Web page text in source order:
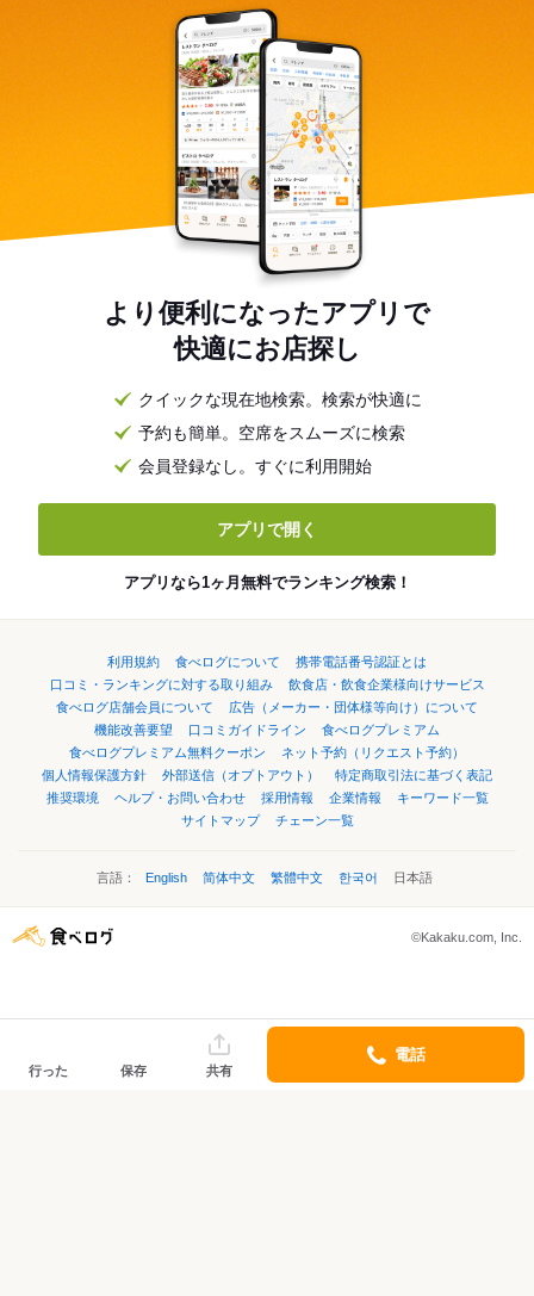
より便利になったアプリで
快適にお店探し
クイックな現在地検索。検索が快適に
予約も簡単。空席をスムーズに検索
会員登録なし。すぐに利用開始
アプリで開く
アプリなら1ヶ月無料でランキング検索！
利用規約 食べログについて
携帯電話番号認証とは
口コミ・ランキングに対する取り組み
飲食店・飲食企業様向けサービス
食べログ店舗会員について
広告（メーカー・団体様等向け）について
機能改善要望
口コミガイドライン
食べログプレミアム
食べログプレミアム無料クーポン
ネット予約（リクエスト予約）
個人情報保護方針
外部送信（オプトアウト）
特定商取引法に基づく表記
推奨環境
ヘルプ・お問い合わせ 採用情報 企業情報
キーワード一覧
サイトマップ
チェーン一覧
言語： English 简体中文 繁體中文 한국어 日本語
©Kakaku.com, Inc.
行った 保存 共有
電話